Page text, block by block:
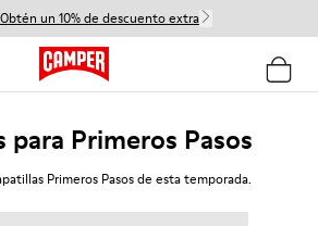
Obtén un 10% de descuento extra
para Primeros Pasos
Primeros Pasos de esta temporada.